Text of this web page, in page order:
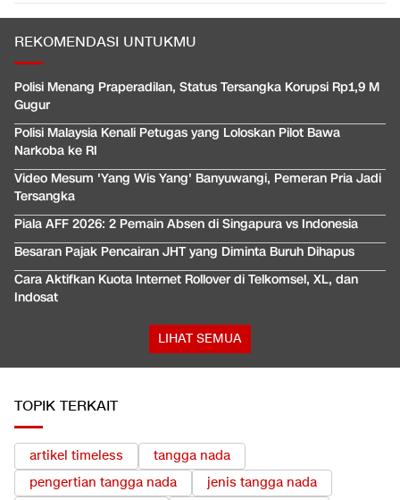
REKOMENDASI UNTUKMU
Polisi Menang Praperadilan, Status Tersangka Korupsi Rp1,9 M
Gugur
Polisi Malaysia Kenali Petugas yang Loloskan Pilot Bawa
Narkoba ke RI
Video Mesum 'Yang Wis Yang' Banyuwangi, Pemeran Pria Jadi
Tersangka
Piala AFF 2026: 2 Pemain Absen di Singapura vs Indonesia
Besaran Pajak Pencairan JHT yang Diminta Buruh Dihapus
Cara Aktifkan Kuota Internet Rollover di Telkomsel, XL, dan
Indosat
LIHAT SEMUA
TOPIK TERKAIT
artikel timeless
tangga nada
pengertian tangga nada
jenis tangga nada